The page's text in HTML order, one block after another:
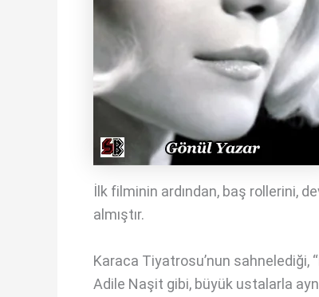
İlk filminin ardından, baş rollerini,
almıştır.
Karaca Tiyatrosu’nun sahnelediği,
Adile Naşit gibi, büyük ustalarla